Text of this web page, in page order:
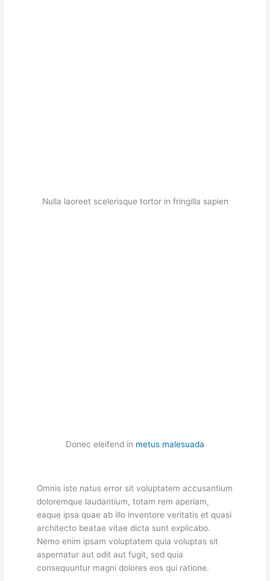
Nulla laoreet scelerisque tortor in fringilla sapien
Donec eleifend in metus malesuada
Omnis iste natus error sit voluptatem accusantium
doloremque laudantium, totam rem aperiam,
eaque ipsa quae ab illo inventore veritatis et quasi
architecto beatae vitae dicta sunt explicabo.
Nemo enim ipsam voluptatem quia voluptas sit
aspernatur aut odit aut fugit, sed quia
consequuntur magni dolores eos qui ratione.